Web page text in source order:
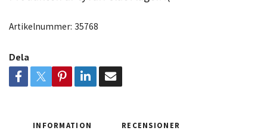
Artikelnummer: 35768
Dela
INFORMATION RECENSIONER